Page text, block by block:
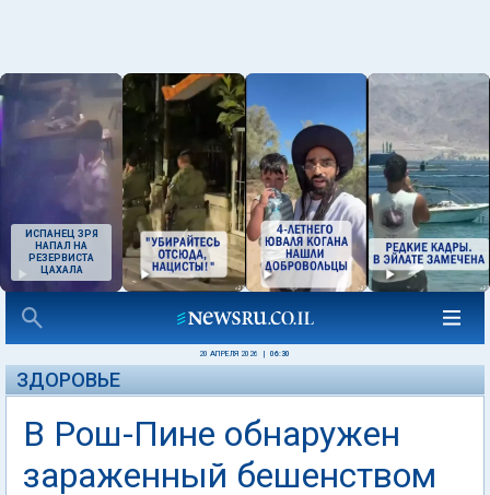
ИСПАНЕЦ ЗРЯ
НАПАЛ НА
РЕЗЕРВИСТА
ЦАХАЛА
20 АПРЕЛЯ 2026 06:30
ЗДОРОВЬЕ
В Рош-Пине обнаружен
зараженный бешенством